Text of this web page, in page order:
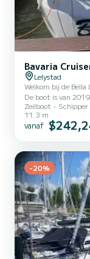
Bavaria
Lelystad
Welkom bij de
De boot is van
ankerplaatsen rond Lelystad. Je wilt
onvergetelijke
maximaal 6
een rolgenua. Hij
Zeilboot
11.3 m
vanaf
-20%